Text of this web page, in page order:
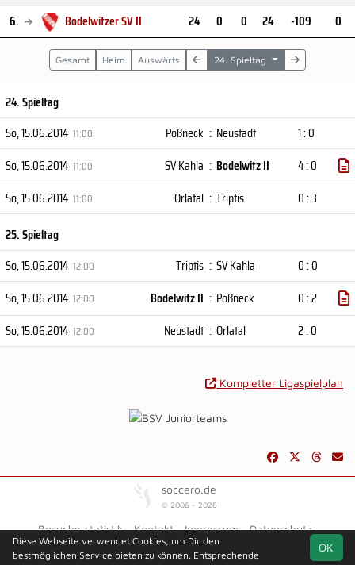
6.
Bodelwitzer SV II 24 0 0 24 -109 0
Gesamt Heim Auswärts 24. Spieltag
24. Spieltag
So, 15.06.2014 11:00 Pößneck : Neustadt
1 : 0
So, 15.06.2014 11:00 SV Kahla : Bodelwitz II
4 : 0
So, 15.06.2014 11:00 Orlatal : Triptis
0 : 3
25. Spieltag
So, 15.06.2014 12:00 Triptis : SV Kahla
0 : 0
So, 15.06.2014 12:00 Bodelwitz II : Pößneck
0 : 2
So, 15.06.2014 12:00 Neustadt : Orlatal 2 : 0
Kompletter Ligaspielplan
soccero.de
© 2006 - 2026
Besucherstatistik Kontakt Impressum
Datenschutz
OK
Diese Webseite verwendet Cookies, um Dir den
bestmöglichen Service bieten zu können. Entsprechende